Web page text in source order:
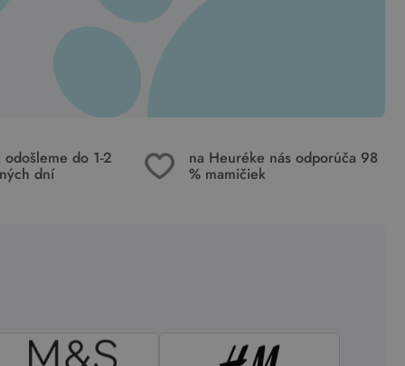
do 1-2
dní
na Heuréke nás odporúča 98
% mamičiek